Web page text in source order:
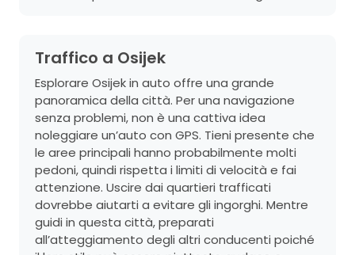
Traffico a Osijek
Esplorare Osijek in auto offre una grande
panoramica della città. Per una navigazione
senza problemi, non è una cattiva idea
noleggiare un’auto con GPS. Tieni presente che
le aree principali hanno probabilmente molti
pedoni, quindi rispetta i limiti di velocità e fai
attenzione. Uscire dai quartieri trafficati
dovrebbe aiutarti a evitare gli ingorghi. Mentre
guidi in questa città, preparati
all’atteggiamento degli altri conducenti poiché